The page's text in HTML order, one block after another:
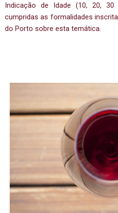
Indicação de Idade (10, 20,
cumpridas as formalidades
do Porto sobre esta temática.